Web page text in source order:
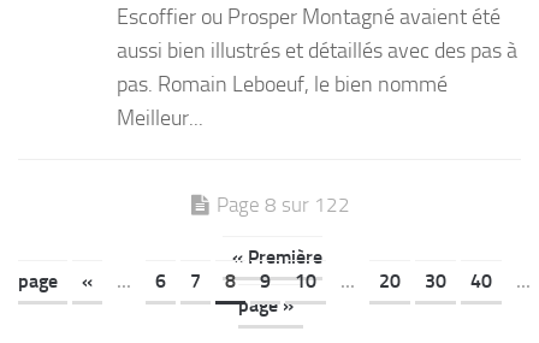
Escoffier ou Prosper Montagné avaient été
aussi bien illustrés et détaillés avec des pas à
pas. Romain Leboeuf, le bien nommé
Meilleur...
Page 8 sur 122
« Première
page
« ... 6 7 8 9 10 ... 20 30 40
...
page »